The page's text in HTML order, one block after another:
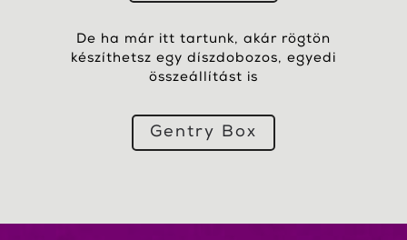
De ha már itt tartunk, akár rögtön
készíthetsz egy díszdobozos, egyedi
összeállítást is
Gentry Box